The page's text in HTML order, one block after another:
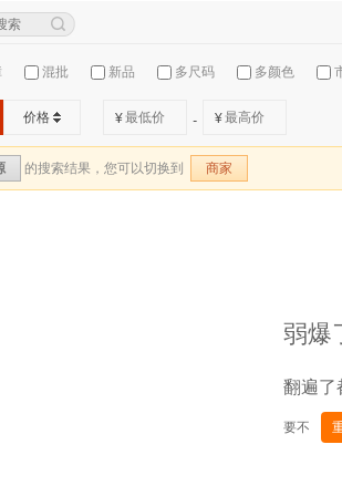
混批 新品 多尺码 多颜色
价格 ¥ - ¥
的搜索结果，您可以切换到 商家
弱爆
翻遍了
要不